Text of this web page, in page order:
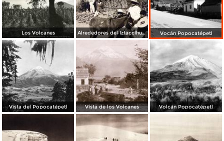
Los Volcanes Alrededores del Iztaccíhuatl Vocán Popocatépetl
Vista del Popocatépetl Vista de los Volcanes Volcán Popocatépetl